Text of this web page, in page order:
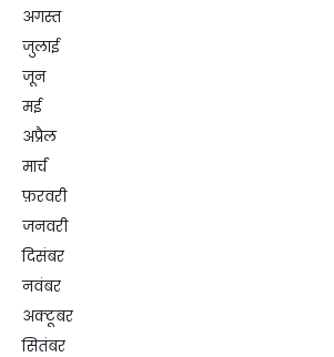
अगस्त
जुलाई
जून
मई
अप्रैल
मार्च
फ़रवरी
जनवरी
दिसंबर
नवंबर
अक्टूबर
सितंबर